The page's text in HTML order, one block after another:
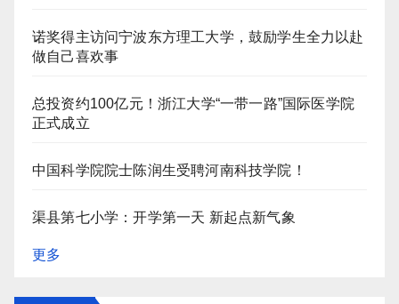
诺奖得主访问宁波东方理工大学，鼓励学生全力以赴
做自己喜欢事
总投资约100亿元！浙江大学“一带一路”国际医学院
正式成立
中国科学院院士陈润生受聘河南科技学院！
渠县第七小学：开学第一天 新起点新气象
更多